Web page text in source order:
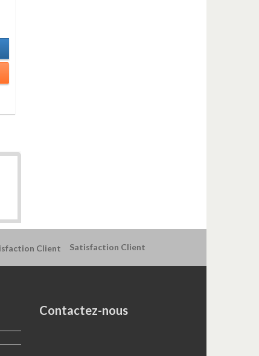
Satisfaction Client
Contactez-nous